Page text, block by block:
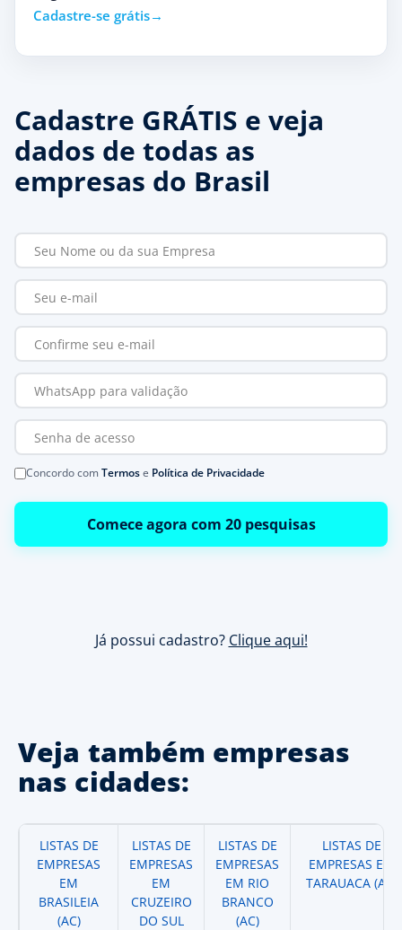
Cadastre-se grátis
Cadastre GRÁTIS e veja
dados de todas as
empresas do Brasil
Concordo comTermose Política de Privacidade
Comece agora com 20 pesquisas
Já possui cadastro? Clique aqui!
Veja também empresas
nas cidades:
LISTAS DE
EMPRESAS
EM
BRASILEIA
(AC)
LISTAS DE
EMPRESAS
EM
CRUZEIRO
DO SUL
LISTAS DE
EMPRESAS
EM RIO
BRANCO
(AC)
LISTAS DE
EMPRESAS EM
TARAUACA (AC)